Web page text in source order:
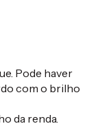
Pode haver
com o brilho
da renda.